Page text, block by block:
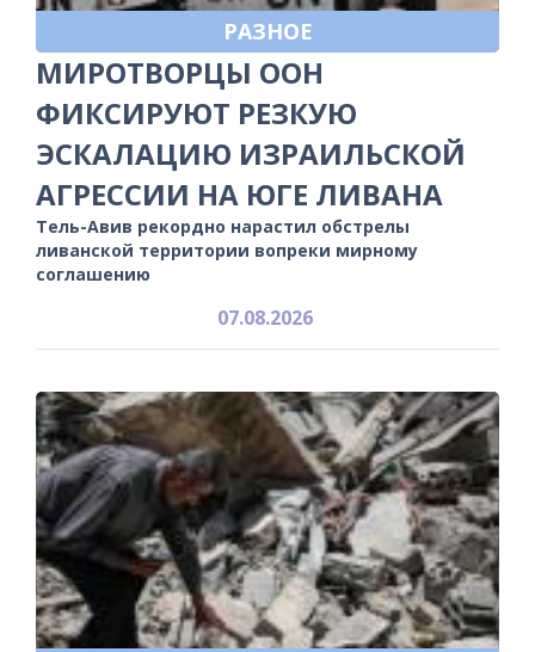
РАЗНОЕ
МИРОТВОРЦЫ ООН
ФИКСИРУЮТ РЕЗКУЮ
ЭСКАЛАЦИЮ ИЗРАИЛЬСКОЙ
АГРЕССИИ НА ЮГЕ ЛИВАНА
Тель-Авив рекордно нарастил обстрелы
ливанской территории вопреки мирному
соглашению
07.08.2026